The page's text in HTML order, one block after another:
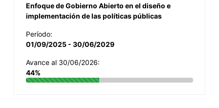
Enfoque de Gobierno Abierto en el diseño e
implementación de las políticas públicas
Período:
01/09/2025 - 30/06/2029
Avance al 30/06/2026:
44%